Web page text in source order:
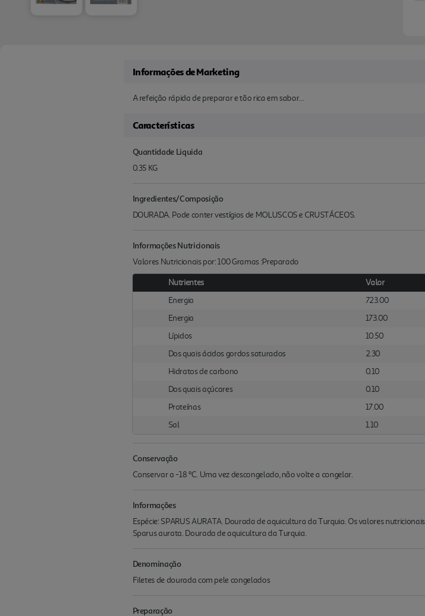
Informações de Marketing
A refeição rápida de preparar e tão rica em sabor...
Características
Quantidade Liquida
0.35 KG
Ingredientes/Composição
DOURADA. Pode conter vestígios de MOLUSCOS e CRUSTÁCEOS.
Informações Nutricionais
Valores Nutricionais por: 100 Gramas :Preparado
Nutrientes Valor
Energia
723.00
Energia
173.00
Lípidos
10.50
Dos quais ácidos gordos saturados
2.30
Hidratos de carbono
0.10
Dos quais açúcares
0.10
Proteínas
17.00
Sal
1.10
Conservação
Conservar a -18 ºC. Uma vez descongelado, não volte a congelar.
Informações
Espécie: SPARUS AURATA. Dourada de aquicultura da Turquia. Os valores
Sparus aurata. Dourada de aquicultura da Turquia.
Denominação
Filetes de dourada com pele congelados
Preparação